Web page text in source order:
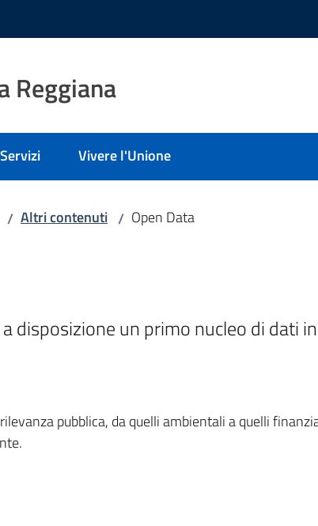
Reggiana
Servizi Vivere l'Unione
/ Altri contenuti / Open Data
disposizione un primo nucleo di dati in
pubblica, da quelli ambientali a quelli